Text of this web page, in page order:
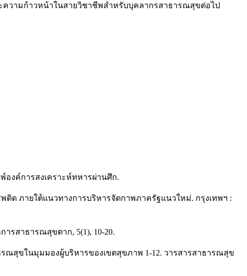
ความก้าวหน้าในสายวิชาชีพสำหรับบุคลากรสาธารณสุขต่อไป
องค์การสงเคราะห์ทหารผ่านศึก.
ด ภายใต้แนวทางการบริหารจัดกาพภาครัฐแนวใหม่. กรุงเทพฯ :
รสาธารณสุขตาก, 5(1), 10-20.
สุขในมุมมองผู้บริหารของเขตสุขภาพ 1-12. วารสารสาธารณสุข